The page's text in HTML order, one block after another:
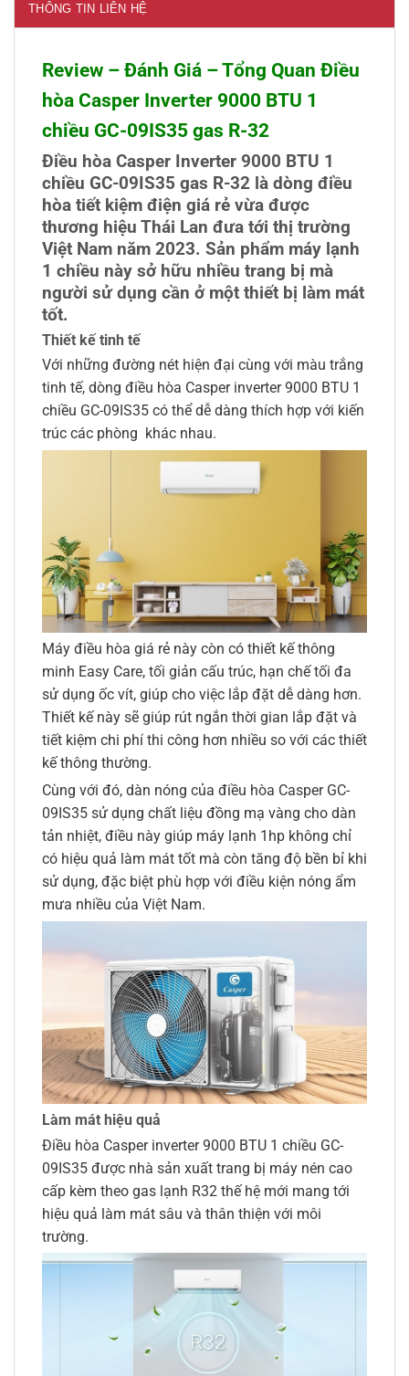
THÔNG TIN LIÊN HỆ
Review – Đánh Giá – Tổng Quan Điều
hòa Casper Inverter 9000 BTU 1
chiều GC-09IS35 gas R-32
Điều hòa Casper Inverter 9000 BTU 1
chiều GC-09IS35 gas R-32 là dòng điều
hòa tiết kiệm điện giá rẻ vừa được
thương hiệu Thái Lan đưa tới thị trường
Việt Nam năm 2023. Sản phẩm máy lạnh
1 chiều này sở hữu nhiều trang bị mà
người sử dụng cần ở một thiết bị làm mát
tốt.
Thiết kế tinh tế
Với những đường nét hiện đại cùng với màu trắng
tinh tế, dòng điều hòa Casper inverter 9000 BTU 1
chiều GC-09IS35 có thể dễ dàng thích hợp với kiến
trúc các phòng khác nhau.
Máy điều hòa giá rẻ này còn có thiết kế thông
minh Easy Care, tối giản cấu trúc, hạn chế tối đa
sử dụng ốc vít, giúp cho việc lắp đặt dễ dàng hơn.
Thiết kế này sẽ giúp rút ngắn thời gian lắp đặt và
tiết kiệm chi phí thi công hơn nhiều so với các thiết
kế thông thường.
Cùng với đó, dàn nóng của điều hòa Casper GC-
09IS35 sử dụng chất liệu đồng mạ vàng cho dàn
tản nhiệt, điều này giúp máy lạnh 1hp không chỉ
có hiệu quả làm mát tốt mà còn tăng độ bền bỉ khi
sử dụng, đặc biệt phù hợp với điều kiện nóng ẩm
mưa nhiều của Việt Nam.
Làm mát hiệu quả
Điều hòa Casper inverter 9000 BTU 1 chiều GC-
09IS35 được nhà sản xuất trang bị máy nén cao
cấp kèm theo gas lạnh R32 thế hệ mới mang tới
hiệu quả làm mát sâu và thân thiện với môi
trường.